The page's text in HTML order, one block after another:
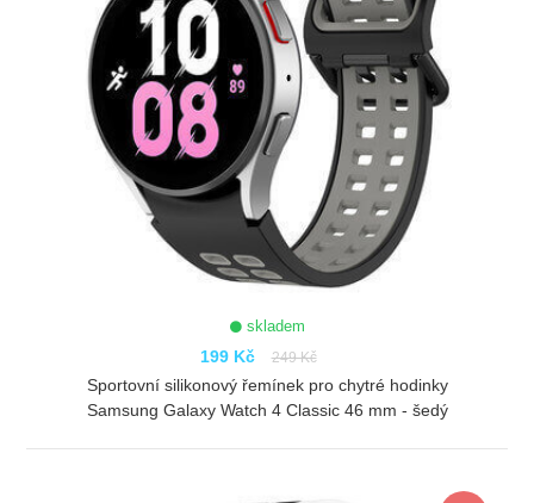
skladem
199 Kč 249 Kč
Sportovní silikonový řemínek pro chytré hodinky
Samsung Galaxy Watch 4 Classic 46 mm - šedý